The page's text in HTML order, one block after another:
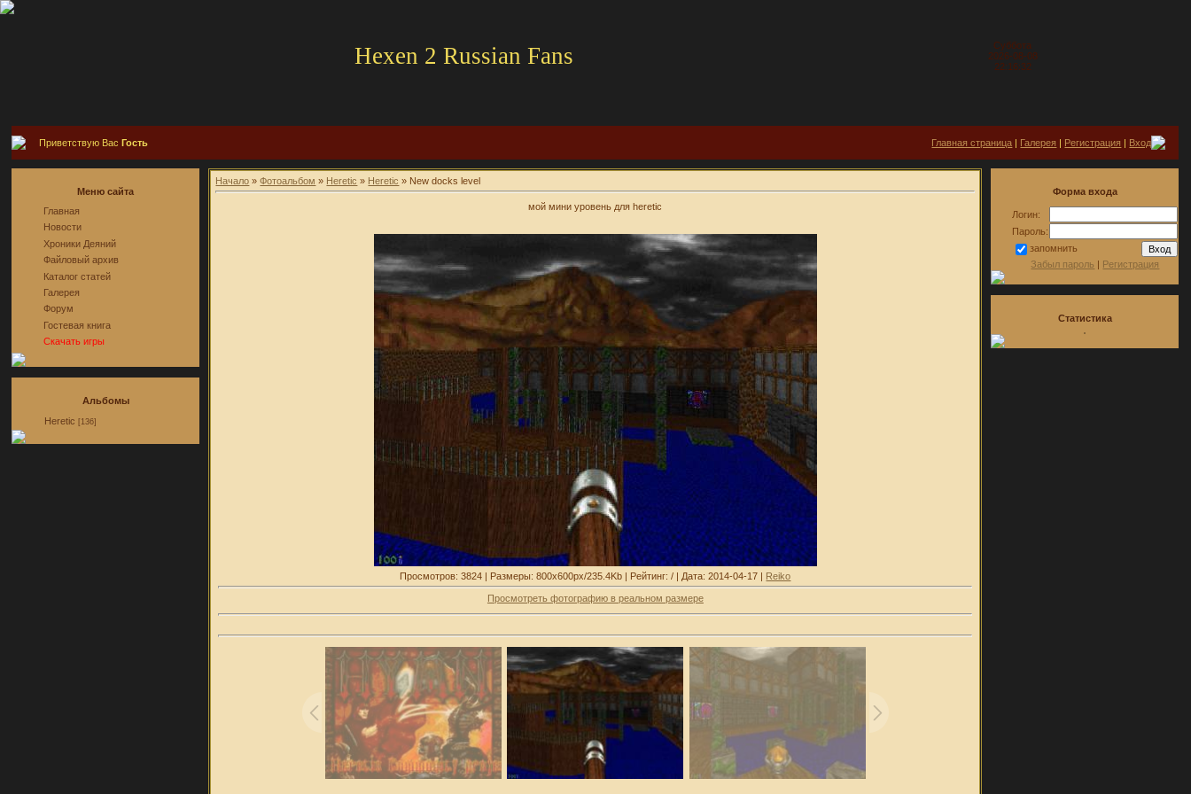
Hexen 2 Russian Fans
Суббота
2026-08-08
22:16:32
Приветствую ВасГость Главная страница | Галерея | Регистрация | Вход
Меню сайта
Главная
Новости
Хроники Деяний
Файловый архив
Каталог статей
Галерея
Форум
Гостевая книга
Скачать игры
Альбомы
Heretic [136]
Начало »Фотоальбом » Heretic » Heretic » New docks level
мой мини уровень для heretic
Просмотров: 3824 | Размеры: 800x600px/235.4Kb | Рейтинг: / | Дата: 2014-04-17 | Reiko
Просмотреть фотографию в реальном размере
Форма входа
Логин:
Пароль:
запомнить
Забыл пароль | Регистрация
Статистика